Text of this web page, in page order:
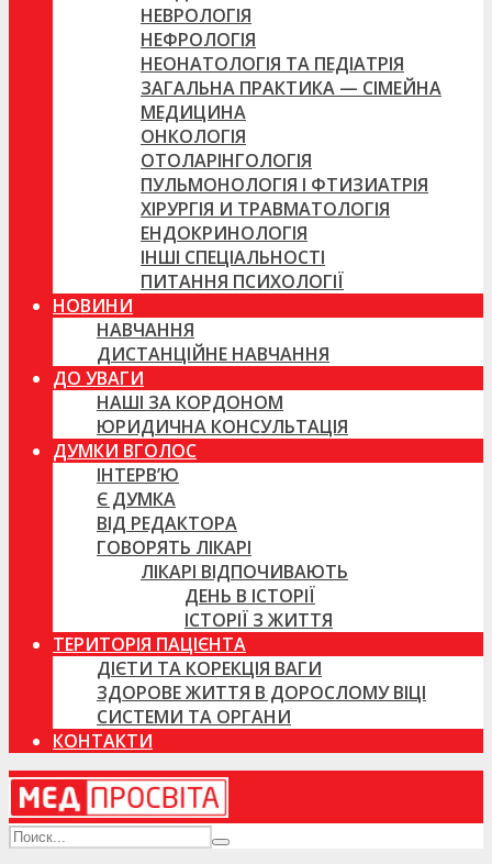
НЕВРОЛОГІЯ
НЕФРОЛОГІЯ
НЕОНАТОЛОГІЯ ТА ПЕДІАТРІЯ
ЗАГАЛЬНА ПРАКТИКА — СІМЕЙНА
МЕДИЦИНА
ОНКОЛОГІЯ
ОТОЛАРІНГОЛОГІЯ
ПУЛЬМОНОЛОГІЯ І ФТИЗИАТРІЯ
ХІРУРГІЯ И ТРАВМАТОЛОГІЯ
ЕНДОКРИНОЛОГІЯ
ІНШІ СПЕЦІАЛЬНОСТІ
ПИТАННЯ ПСИХОЛОГІЇ
НОВИНИ
НАВЧАННЯ
ДИСТАНЦІЙНЕ НАВЧАННЯ
ДО УВАГИ
НАШІ ЗА КОРДОНОМ
ЮРИДИЧНА КОНСУЛЬТАЦІЯ
ДУМКИ ВГОЛОС
ІНТЕРВ’Ю
Є ДУМКА
ВІД РЕДАКТОРА
ГОВОРЯТЬ ЛІКАРІ
ЛІКАРІ ВІДПОЧИВАЮТЬ
ДЕНЬ В ІСТОРІЇ
ІСТОРІЇ З ЖИТТЯ
ТЕРИТОРІЯ ПАЦІЄНТА
ДІЄТИ ТА КОРЕКЦІЯ ВАГИ
ЗДОРОВЕ ЖИТТЯ В ДОРОСЛОМУ ВІЦІ
СИСТЕМИ ТА ОРГАНИ
КОНТАКТИ